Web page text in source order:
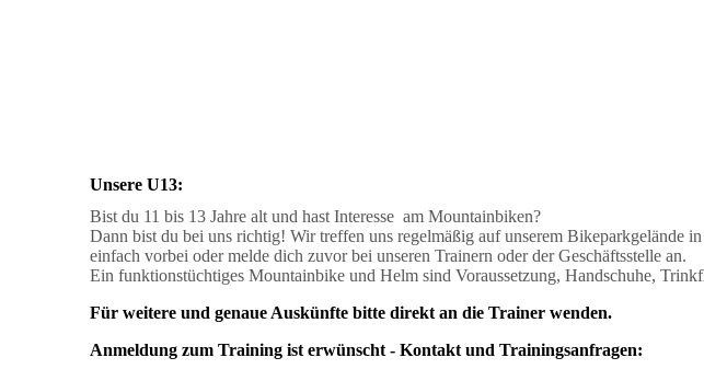
Unsere U13:
Bist du 11 bis 13 Jahre alt und hast Interesse am Mountainbiken?
Dann bist du bei uns richtig! Wir treffen uns regelmäßig auf unserem Bikeparkgelände
einfach vorbei oder melde dich zuvor bei unseren Trainern oder der Geschäftsstelle an.
Ein funktionstüchtiges Mountainbike und Helm sind Voraussetzung, Handschuhe,
Für weitere und genaue Auskünfte bitte direkt an die Trainer wenden.
Anmeldung zum Training ist erwünscht - Kontakt und Trainingsanfragen: